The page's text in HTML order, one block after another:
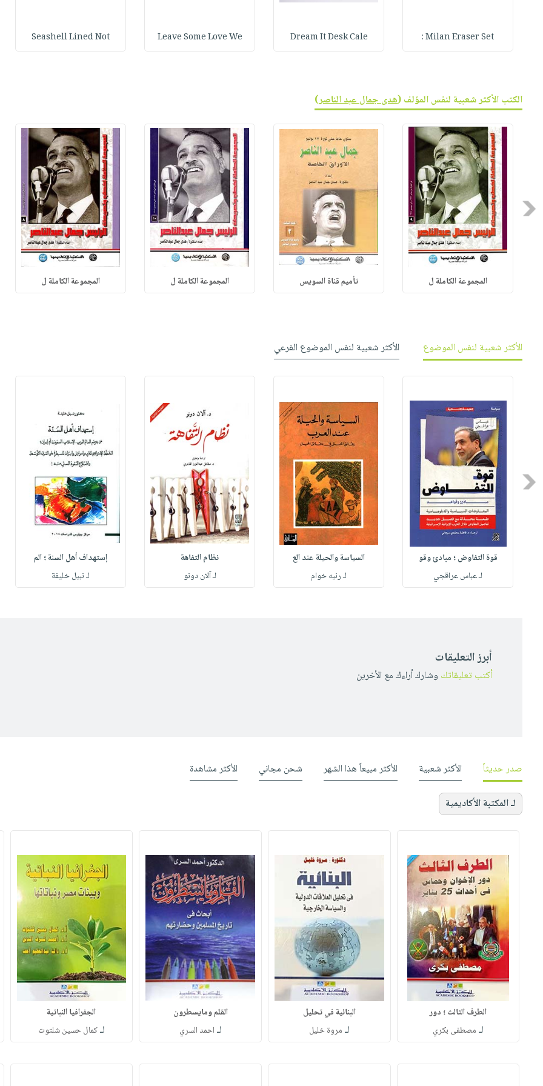
Milan Eraser Set :
Dream It Desk Cale
Leave Some Love We
Seashell Lined Not
الكتب الأكثر شعبية لنفس المؤلف (هدى جمال عبد الناصر)
Previous
المجموعة الكاملة ل تأميم قناة السويس المجموعة الكاملة ل المجموعة الكاملة ل
الأكثر شعبية لنفس الموضوع الأكثر شعبية لنفس الموضوع الفرعي
Previous
قوة التفاوض ؛ مبادئ وقو
لـ عباس عراقجي
السياسة والحيلة عند الع
لـ رنيه خوام
نظام التفاهة
لـ آلان دونو
إستهداف أهل السنة ؛ الم
لـ نبيل خليفة
أبرز التعليقات
أكتب تعليقاتك وشارك أراءك مع الأخرين
صدر حديثاً الأكثر شعبية الأكثر مبيعاً هذا الشهر شحن مجاني الأكثر مشاهدة
لـ المكتبة الأكاديمية
الطرف الثالث ؛ دور
لـ مصطفى بكري
البنائية في تحليل
لـ مروة خليل
القلم ومايسطرون
لـ احمد السري
الجفرافيا النباتية
لـكمال حسين شلتوت